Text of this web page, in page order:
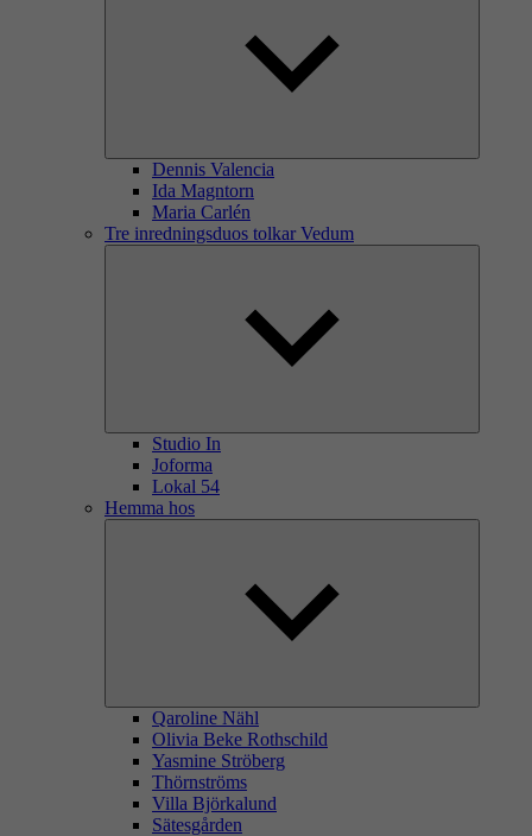
Dennis Valencia
Ida Magntorn
Maria Carlén
Tre inredningsduos tolkar Vedum
Studio In
Joforma
Lokal 54
Hemma hos
Qaroline Nähl
Olivia Beke Rothschild
Yasmine Ströberg
Thörnströms
Villa Björkalund
Sätesgården